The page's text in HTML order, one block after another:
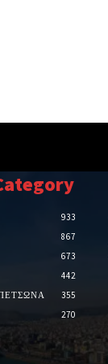
933
867
673
442
355
270